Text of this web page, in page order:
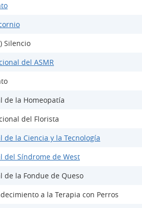
Silencio
del ASMR
de la Homeopatía
del Florista
de la Ciencia y la Tecnología
del Síndrome de West
de la Fondue de Queso
a la Terapia con Perros